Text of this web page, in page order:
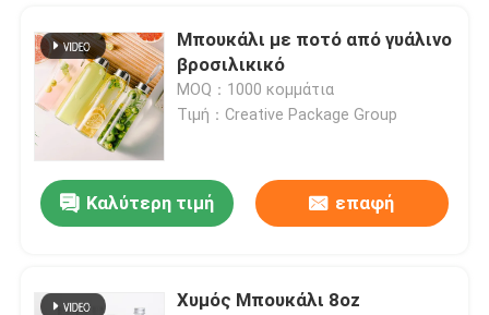
Μπουκάλι με ποτό από γυάλινο
βροσιλικικό
MOQ：1000 κομμάτια
Τιμή：Creative Package Group
Καλύτερη τιμή επαφή
Χυμός Μπουκάλι 8oz